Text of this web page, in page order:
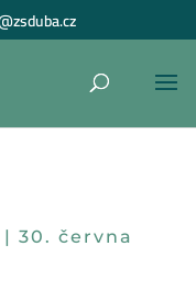
|30. června